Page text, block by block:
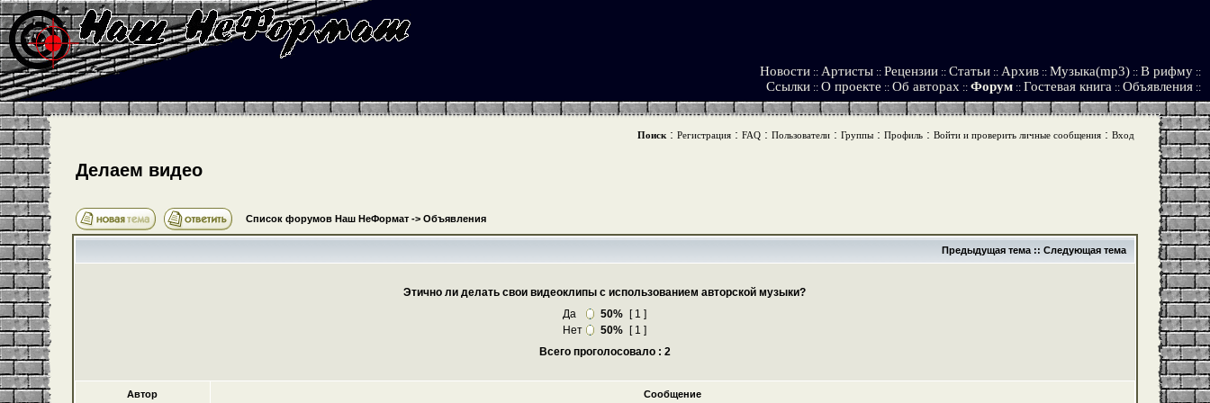
Новости :: Артисты :: Рецензии :: Статьи :: Архив :: Музыка(mp3) :: В рифму ::
Ссылки :: О проекте :: Об авторах :: Форум :: Гостевая книга :: Объявления ::
Поиск: Регистрация: FAQ: Пользователи: Группы: Профиль: Войти и проверить личные сообщения: Вход
Делаем видео
Список форумов Наш НеФормат-> Объявления
Предыдущая тема:: Следующая тема
Этично ли делать свои видеоклипы с использованием авторской музыки?
Да
50%
[ 1 ]
Нет
50%
[ 1 ]
Всего проголосовало : 2
Автор
Сообщение